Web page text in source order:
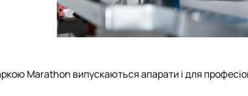
Marathon випускаються апарати і для